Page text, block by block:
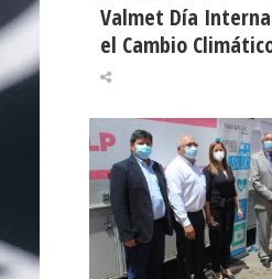
Valmet Día
el Cambio